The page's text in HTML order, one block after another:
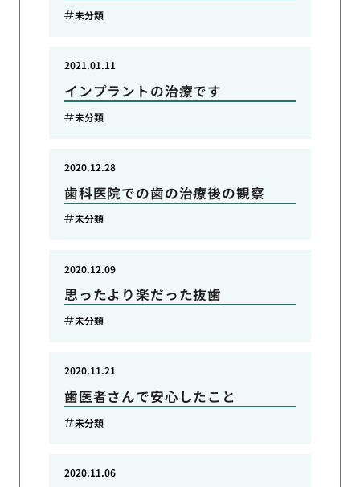
未分類
インプラントの治療です
2021.01.11
未分類
歯科医院での歯の治療後の観察
2020.12.28
未分類
思ったより楽だった抜歯
2020.12.09
未分類
歯医者さんで安心したこと
2020.11.21
未分類
2020.11.06